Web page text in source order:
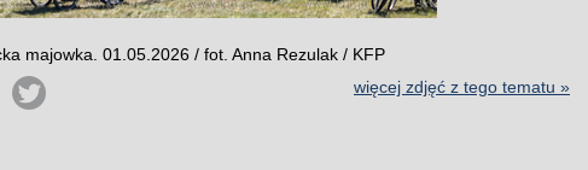
majowka. 01.05.2026 / fot. Anna Rezulak / KFP
więcej zdjęć z tego tematu »